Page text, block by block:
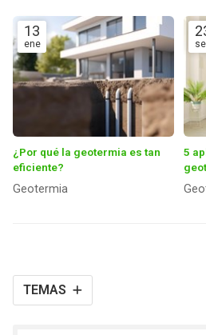
TEMAS
13
ene
¿Por qué la geotermia es tan
eficiente?
Geotermia
5